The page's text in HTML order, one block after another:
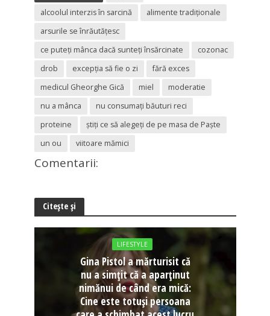
alcoolul interzis în sarcină
alimente tradiţionale
arsurile se înrăutăţesc
ce puteţi mânca dacă sunteţi însărcinate
cozonac
drob
excepţia să fie o zi
fără exces
medicul Gheorghe Gică
miel
moderatie
nu a mânca
nu consumaţi băuturi reci
proteine
ştiţi ce să alegeţi de pe masa de Paşte
un ou
viitoare mămici
Comentarii:
Citește și
LIFESTYLE
Gina Pistol a mărturisit că
nu a simțit că a aparținut
nimănui de când era mică:
Cine este totuși persoana